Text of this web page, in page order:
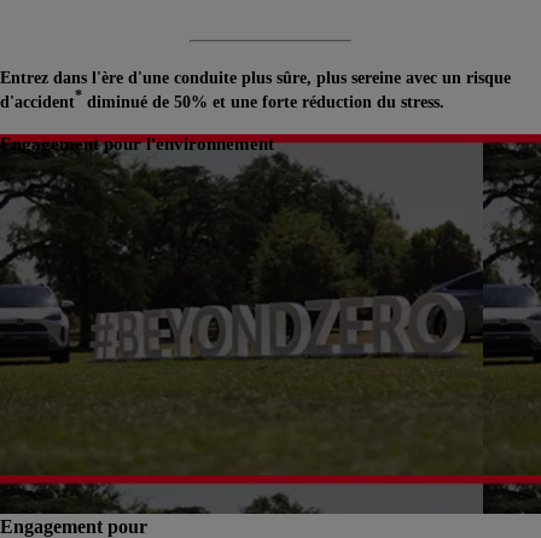
Entrez dans l'ère d'une conduite plus sûre, plus sereine avec un risque
d'accident* diminué de 50% et une forte réduction du stress.
Engagement pour l'environnement
Engagement pour